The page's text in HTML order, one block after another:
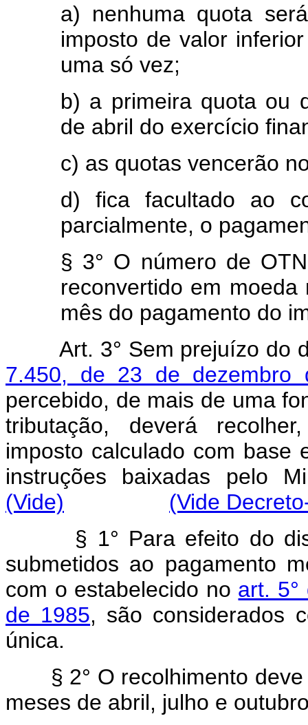
a) nenhuma quota
imposto de valor
uma só vez;
b) a primeira quota ou
de abril do exercício
c) as quotas vencerão
d) fica facultado ao
parcialmente, o
§ 3° O número de
reconvertido em
mês do pagamento do
Art. 3° Sem prejuízo do
7.450, de 23 de dezembro
percebido, de mais de uma
tributação, deverá
imposto calculado com base
instruções baixadas
(Vide)
(Vide
§ 1° Para efeito do
submetidos ao pagamento
com o estabelecido no art. 5°
de 1985, são considerados
única.
§ 2° O recolhimento
meses de abril, julho e